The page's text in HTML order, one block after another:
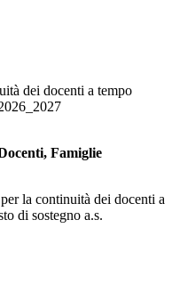
dei docenti a tempo
Famiglie
la continuità dei docenti a
di sostegno a.s.